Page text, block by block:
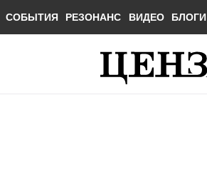
СОБЫТИЯ РЕЗОНАНС ВИДЕО БЛОГИ